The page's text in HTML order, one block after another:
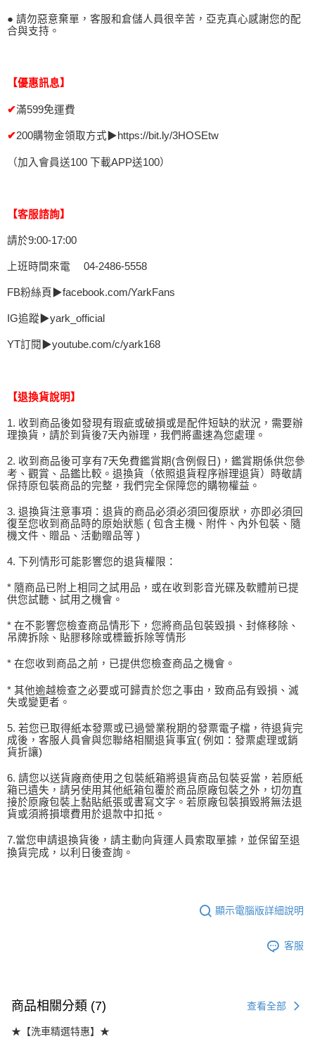
● 請勿惡意棄單，客服和倉儲人員很辛苦，亞克真心感謝您的配
合與支持。
【優惠訊息】
✔滿599免運費
✔200購物金領取方式▶https://bit.ly/3HOSEtw
（加入會員送100 下載APP送100）
【客服諮詢】
請於9:00-17:00
上班時間來電 04-2486-5558
FB粉絲頁▶facebook.com/YarkFans
IG追蹤▶yark_official
YT訂閱▶youtube.com/c/yark168
【退換貨說明】
1. 收到商品後如發現有瑕疵或破損或是配件短缺的狀況，需要辦
理換貨，請於到貨後7天內辦理，我們將盡速為您處理。
2. 收到商品後可享有7天免費鑑賞期(含例假日)，鑑賞期係供您參
考、觀賞、品鑑比較。退換貨（依照退貨程序辦理退貨）時敬請
保持原包裝商品的完整，我們完全保障您的購物權益。
3. 退換貨注意事項：退貨的商品必須必須回復原狀，亦即必須回
復至您收到商品時的原始狀態 ( 包含主機、附件、內外包裝、隨
機文件、贈品、活動贈品等 )
4. 下列情形可能影響您的退貨權限：
* 隨商品已附上相同之試用品，或在收到影音光碟及軟體前已提
供您試聽、試用之機會。
* 在不影響您檢查商品情形下，您將商品包裝毀損、封條移除、
吊牌拆除、貼膠移除或標籤拆除等情形
* 在您收到商品之前，已提供您檢查商品之機會。
* 其他逾越檢查之必要或可歸責於您之事由，致商品有毀損、滅
失或變更者。
5. 若您已取得紙本發票或已過營業稅期的發票電子檔，待退貨完
成後，客服人員會與您聯絡相關退貨事宜( 例如：發票處理或銷
貨折讓)
6. 請您以送貨廠商使用之包裝紙箱將退貨商品包裝妥當，若原紙
箱已遺失，請另使用其他紙箱包覆於商品原廠包裝之外，切勿直
接於原廠包裝上黏貼紙張或書寫文字。若原廠包裝損毀將無法退
貨或須將損壞費用於退款中扣抵。
7.當您申請退換貨後，請主動向貨運人員索取單據，並保留至退
換貨完成，以利日後查詢。
顯示電腦版詳細說明
客服
商品相關分類 (7) 查看全部
★【洗車精選特惠】★